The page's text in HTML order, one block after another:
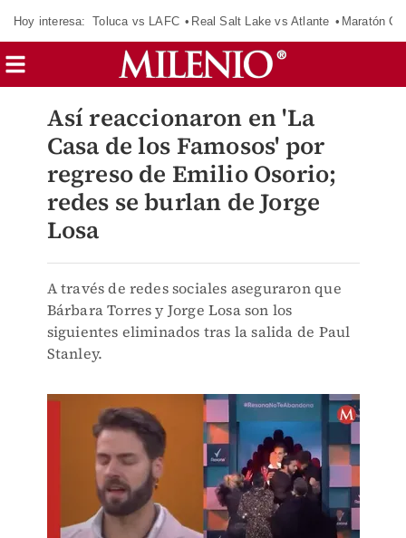
Hoy interesa: Toluca vs LAFC Real Salt Lake vs Atlante Maratón
Así reaccionaron en 'La
Casa de los Famosos' por
regreso de Emilio Osorio;
redes se burlan de Jorge
Losa
A través de redes sociales aseguraron que
Bárbara Torres y Jorge Losa son los
siguientes eliminados tras la salida de Paul
Stanley.